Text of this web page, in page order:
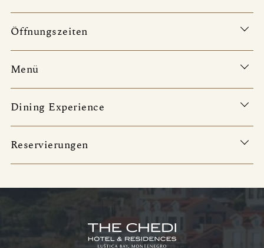
Öffnungszeiten
Menü
Dining Experience
Reservierungen